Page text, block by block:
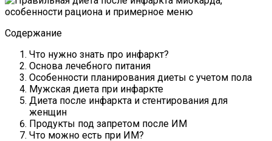
Содержание
Что нужно знать про инфаркт?
Основа лечебного питания
Особенности планирования диеты с учетом пола
Мужская диета при инфаркте
Диета после инфаркта и стентирования для
женщин
Продукты под запретом после ИМ
Что можно есть при ИМ?